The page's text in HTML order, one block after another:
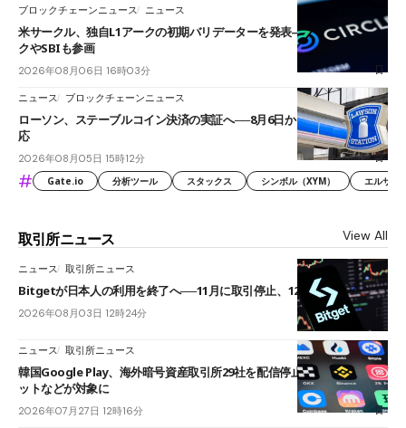
ブロックチェーンニュース ニュース
米サークル、独自L1アークの初期バリデーターを発表――ブラックロッ
クやSBIも参画
2026年08月06日 16時03分
ニュース ブロックチェーンニュース
ローソン、ステーブルコイン決済の実証へ──8月6日からJPYCやUSDC対
応
2026年08月05日 15時12分
# Gate.io 分析ツール スタックス シンボル（XYM） エルサル
取引所ニュース View All
ニュース 取引所ニュース
Bitgetが日本人の利用を終了へ──11月に取引停止、12月末に強制決済
2026年08月03日 12時24分
ニュース 取引所ニュース
韓国Google Play、海外暗号資産取引所29社を配信停止──OKXやバイビ
ットなどが対象に
2026年07月27日 12時16分